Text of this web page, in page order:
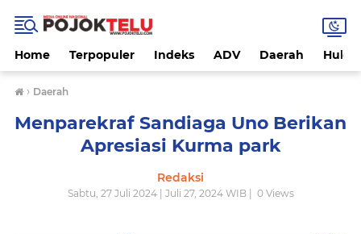
Home Terpopuler Indeks ADV Daerah
› Daerah
Menparekraf Sandiaga Uno Berikan
Apresiasi Kurma park
Redaksi
Sabtu, 27 Juli 2024 | Juli 27, 2024 WIB | 0Views